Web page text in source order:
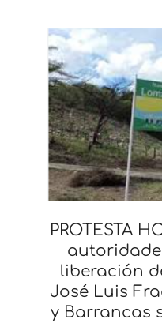
PROTESTA
liberación
José Luis
y Barrancas